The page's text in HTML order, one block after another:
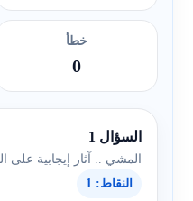
خطأ
0
السؤال 1
المشي .. آثار إيجابية على
النقاط: 1